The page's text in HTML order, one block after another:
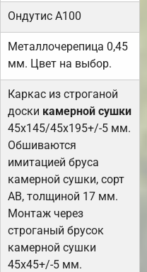
Ондутис А100
Металлочерепица 0,45
мм. Цвет на выбор.
Каркас из строганой
доски камерной сушки
45х145/45х195+/-5 мм.
Обшиваются
имитацией бруса
камерной сушки, сорт
АВ, толщиной 17 мм.
Монтаж через
строганый брусок
камерной сушки
45х45+/-5 мм.